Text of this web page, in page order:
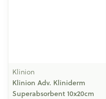
Klinion
Klinion Adv. Kliniderm
Superabsorbent 10x20cm